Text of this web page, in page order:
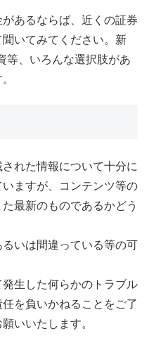
あるならば、近くの証券
いてみてください。新
等、いろんな選択肢があ
れた情報について十分に
ますが、コンテンツ等の
最新のものであるかどう
いは間違っている等の可
生した何らかのトラブル
を負いかねることをご了
いいたします。